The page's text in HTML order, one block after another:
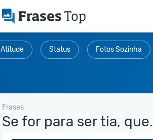
Atitude Status Fotos Sozinha
Frases
Se for para ser tia,